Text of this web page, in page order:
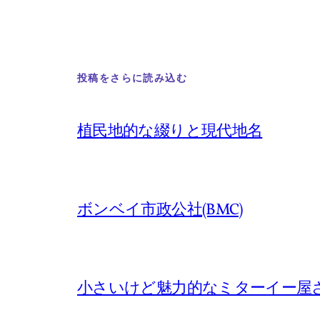
投稿をさらに読み込む
植民地的な綴りと現代地名
ボンベイ市政公社(BMC)
小さいけど魅力的なミターイー屋